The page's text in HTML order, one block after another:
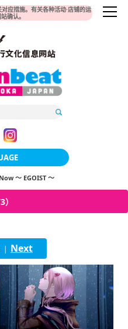
应措施。有关各种活动·店铺的运
确认。
文
ทย
～ EGOIST ～
| Next